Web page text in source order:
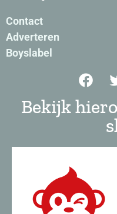
Contact
Adverteren
Boyslabel
Bekijk